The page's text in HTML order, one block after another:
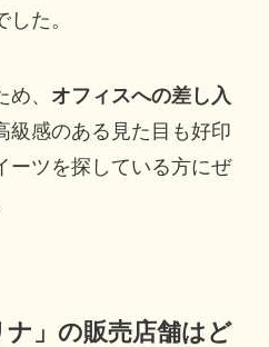
た。
、 オフィスへの差し入
級感のある見た目も好印
ーツを探している方にぜ
」の販売店舗はど